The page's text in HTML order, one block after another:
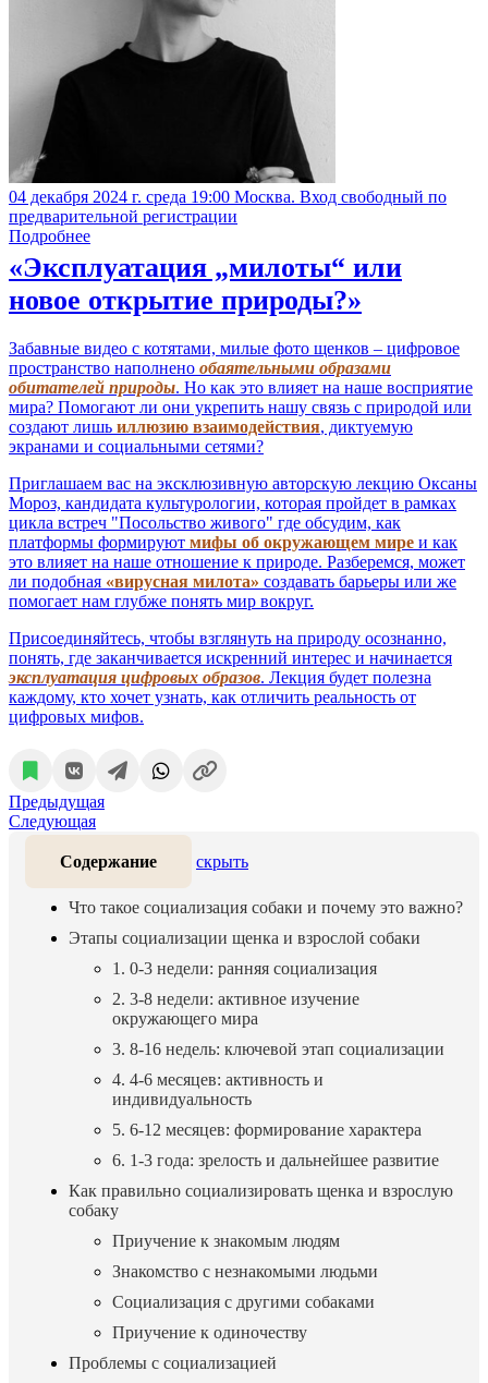
04 декабря 2024 г. среда 19:00 Москва. Вход свободный по
предварительной регистрации
Подробнее
«Эксплуатация „милоты“ или
новое открытие природы?»
Забавные видео с котятами, милые фото щенков – цифровое
пространство наполнено обаятельными образами
обитателей природы. Но как это влияет на наше восприятие
мира? Помогают ли они укрепить нашу связь с природой или
создают лишь иллюзию взаимодействия, диктуемую
экранами и социальными сетями?
Приглашаем вас на эксклюзивную авторскую лекцию Оксаны
Мороз, кандидата культурологии, которая пройдет в рамках
цикла встреч "Посольство живого" где обсудим, как
платформы формируют мифы об окружающем мире и как
это влияет на наше отношение к природе. Разберемся, может
ли подобная «вирусная милота» создавать барьеры или же
помогает нам глубже понять мир вокруг.
Присоединяйтесь, чтобы взглянуть на природу осознанно,
понять, где заканчивается искренний интерес и начинается
эксплуатация цифровых образов. Лекция будет полезна
каждому, кто хочет узнать, как отличить реальность от
цифровых мифов.
Предыдущая
Следующая
Содержание скрыть
Что такое социализация собаки и почему это важно?
Этапы социализации щенка и взрослой собаки
1. 0-3 недели: ранняя социализация
2. 3-8 недели: активное изучение
окружающего мира
3. 8-16 недель: ключевой этап социализации
4. 4-6 месяцев: активность и
индивидуальность
5. 6-12 месяцев: формирование характера
6. 1-3 года: зрелость и дальнейшее развитие
Как правильно социализировать щенка и взрослую
собаку
Приучение к знакомым людям
Знакомство с незнакомыми людьми
Социализация с другими собаками
Приучение к одиночеству
Проблемы с социализацией